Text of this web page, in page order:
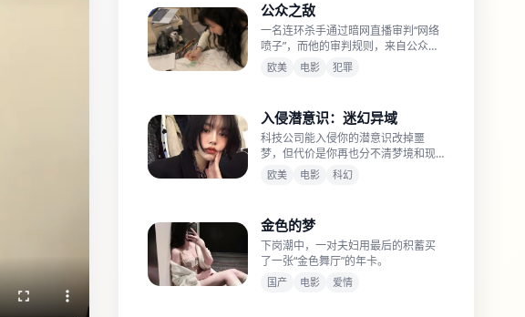
公众之敌
一名连环杀手通过暗网直播审判“网络
喷子”，而他的审判规则，来自公众实
时投票。
欧美 电影 犯罪
入侵潜意识：迷幻异域
科技公司能入侵你的潜意识改掉噩
梦，但代价是你再也分不清梦境和现
实。
欧美 电影 科幻
金色的梦
下岗潮中，一对夫妇用最后的积蓄买
了一张“金色舞厅”的年卡。
国产 电影 爱情